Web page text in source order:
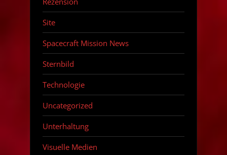
Site
Spacecraft Mission News
Sternbild
Technologie
Uncategorized
Unterhaltung
Visuelle Medien